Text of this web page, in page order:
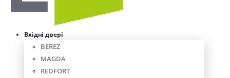
Вхідні двері
BEREZ
MAGDA
REDFORT